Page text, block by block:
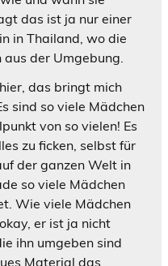
das ist ja nur einer
in Thailand, wo die
der Umgebung.
das bringt mich
sind so viele Mädchen
von so vielen! Es
zu ficken, selbst für
der ganzen Welt in
so viele Mädchen
Wie viele Mädchen
er ist ja nicht
ihn umgeben sind
Material das